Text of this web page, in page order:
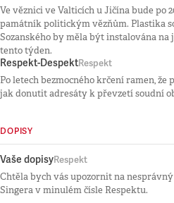
Ve věznici ve Valticích u Jičína bude po
památník politickým vězňům. Plastika
Sozanského by měla být instalována na
tento týden.
Respekt-DespektRespekt
Po letech bezmocného krčení ramen, že
jak donutit adresáty k převzetí soudní
DOPISY
Vaše dopisyRespekt
Chtěla bych vás upozornit na
Singera v minulém čísle Respektu.